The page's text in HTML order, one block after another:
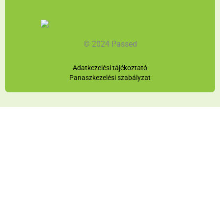
© 2024 Passed
Adatkezelési tájékoztató
Panaszkezelési szabályzat